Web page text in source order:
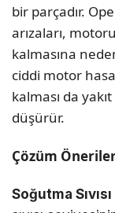
bir parçadır.
arızaları,
kalmasına
ciddi motor
kalması da
düşürür.
Çözüm
Soğutma